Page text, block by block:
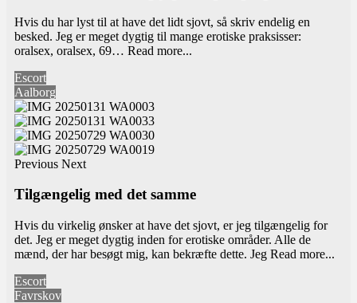
Hvis du har lyst til at have det lidt sjovt, så skriv endelig en
besked. Jeg er meget dygtig til mange erotiske praksisser:
oralsex, oralsex, 69… Read more...
Escort
Aalborg
Previous Next
Tilgængelig med det samme
Hvis du virkelig ønsker at have det sjovt, er jeg tilgængelig for
det. Jeg er meget dygtig inden for erotiske områder. Alle de
mænd, der har besøgt mig, kan bekræfte dette. Jeg Read more...
Escort
Favrskov